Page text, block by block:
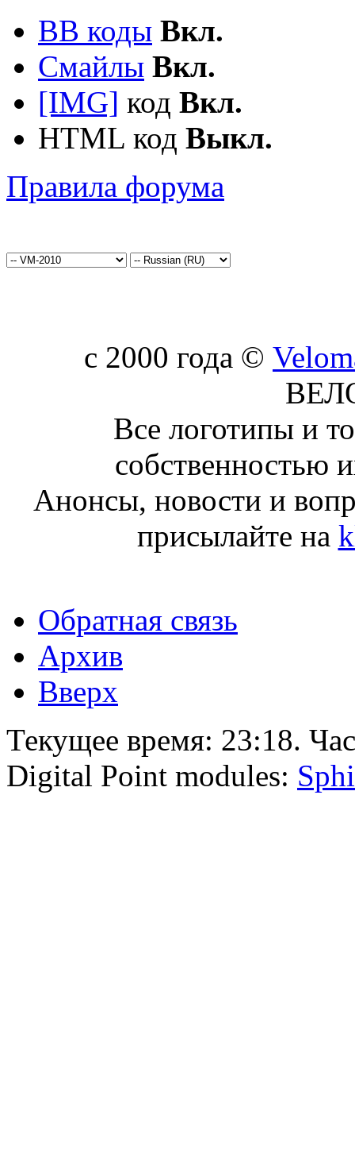
BB коды Вкл.
Смайлы Вкл.
[IMG] код Вкл.
HTML код Выкл.
Правила форума
c 2000 года ©
Все логотипы и
собственностью
Анонсы, новости и
присылайте на
Обратная связь
Архив
Вверх
Текущее время: 23:18.
Digital Point modules: